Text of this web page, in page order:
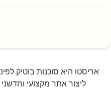
אריסטו היא סוכנות בוטיק
ליצור אתר מקצועי